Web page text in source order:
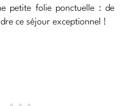
petite folie ponctuelle : de
ce séjour exceptionnel !